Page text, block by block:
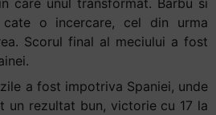
o incercare, cel din urma
Scorul final al meciului a fost
a fost impotriva Spaniei, unde
un rezultat bun, victorie cu 17 la